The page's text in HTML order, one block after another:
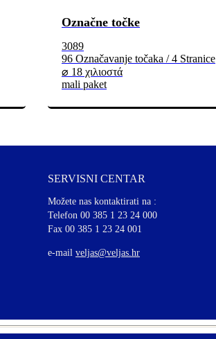
Označne točke
3089
96 Označavanje točaka / 4 Stranice
⌀ 18 χιλιοστά
mali paket
SERVISNI CENTAR
Možete nas kontaktirati na :
Telefon 00 385 1 23 24 000
Fax 00 385 1 23 24 001
e-mail veljas@veljas.hr